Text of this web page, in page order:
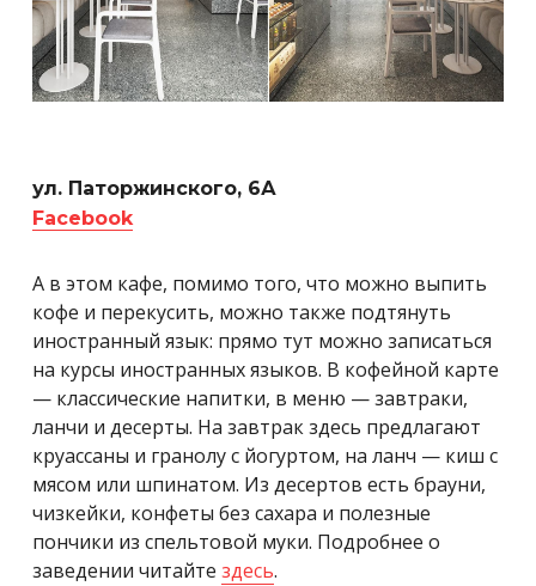
ул. Паторжинского, 6А
Facebook
А в этом кафе, помимо того, что можно выпить
кофе и перекусить, можно также подтянуть
иностранный язык: прямо тут можно записаться
на курсы иностранных языков. В кофейной карте
— классические напитки, в меню — завтраки,
ланчи и десерты. На завтрак здесь предлагают
круассаны и гранолу с йогуртом, на ланч — киш с
мясом или шпинатом. Из десертов есть брауни,
чизкейки, конфеты без сахара и полезные
пончики из спельтовой муки. Подробнее о
заведении читайте здесь.